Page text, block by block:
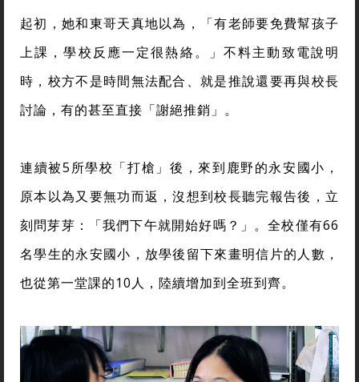
起初，她和東哥天真地以為，「有老師要免費幫孩子
上課，學校反應一定很熱絡。」不料主動致電說明
時，校方不是時間無法配合、就是推說還要再與校長
討論，有的甚至直接「謝絕推銷」。
連續被5所學校「打槍」後，來到鹿野的永安國小，
原本以為又要無功而返，沒想到校長聽完報告後，立
刻問芽芽：「我們下午就開始好嗎？」。全校僅有66
名學生的永安國小，放學後留下來畫明信片的人數，
也從第一堂課的10人，陸續增加到全班到齊。